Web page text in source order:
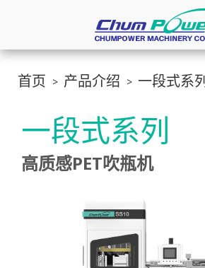
首页 产品介绍 一段式系列
一段式系列
高质感PET吹瓶机